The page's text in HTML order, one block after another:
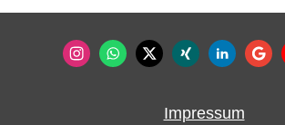
Impressum